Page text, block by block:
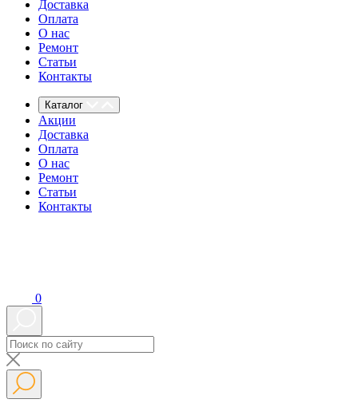
Доставка
Оплата
О нас
Ремонт
Статьи
Контакты
Каталог
Акции
Доставка
Оплата
О нас
Ремонт
Статьи
Контакты
0